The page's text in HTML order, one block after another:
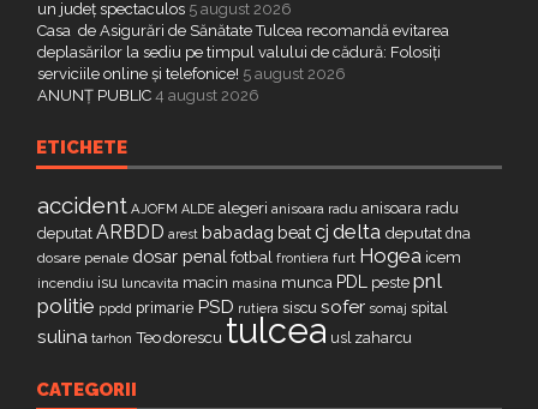
un județ spectaculos 5 august 2026
Casa de Asigurări de Sănătate Tulcea recomandă evitarea
deplasărilor la sediu pe timpul valului de cădură: Folosiți
serviciile online și telefonice! 5 august 2026
ANUNȚ PUBLIC 4 august 2026
ETICHETE
accident AJOFM ALDE alegeri anisoara radu anisoara radu
deputat ARBDD arest babadag beatcj delta deputat dna
dosare penale dosar penal fotbal frontiera furt Hogea icem
incendiu isu luncavita macin masina munca PDL peste pnl
politie ppdd primarie PSD rutiera siscu sofer somaj spital
sulina tarhon Teodorescu tulcea usl zaharcu
CATEGORII